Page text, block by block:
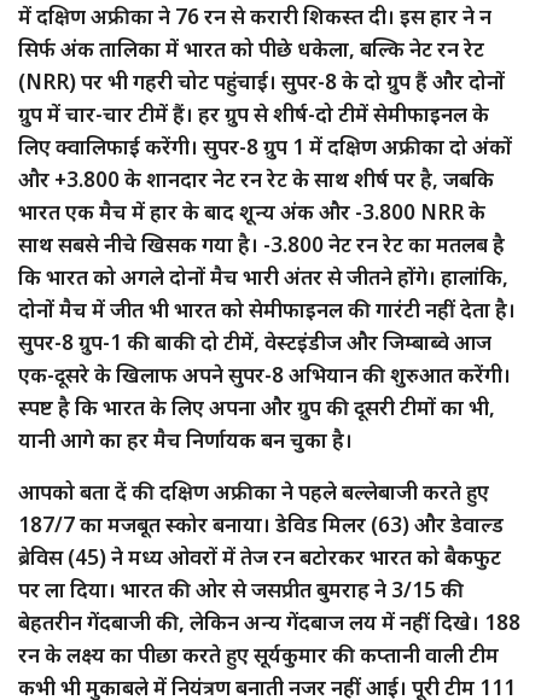
में दक्षिण अफ्रीका ने 76 रन से करारी शिकस्त दी। इस हार ने न
सिर्फ अंक तालिका में भारत को पीछे धकेला, बल्कि नेट रन रेट
(NRR) पर भी गहरी चोट पहुंचाई। सुपर-8 के दो ग्रुप हैं और दोनों
ग्रुप में चार-चार टीमें हैं। हर ग्रुप से शीर्ष-दो टीमें सेमीफाइनल के
लिए क्वालिफाई करेंगी। सुपर-8 ग्रुप 1 में दक्षिण अफ्रीका दो अंकों
और +3.800 के शानदार नेट रन रेट के साथ शीर्ष पर है, जबकि
भारत एक मैच में हार के बाद शून्य अंक और -3.800 NRR के
साथ सबसे नीचे खिसक गया है। -3.800 नेट रन रेट का मतलब है
कि भारत को अगले दोनों मैच भारी अंतर से जीतने होंगे। हालांकि,
दोनों मैच में जीत भी भारत को सेमीफाइनल की गारंटी नहीं देता है।
सुपर-8 ग्रुप-1 की बाकी दो टीमें, वेस्टइंडीज और जिम्बाब्वे आज
एक-दूसरे के खिलाफ अपने सुपर-8 अभियान की शुरुआत करेंगी।
स्पष्ट है कि भारत के लिए अपना और ग्रुप की दूसरी टीमों का भी,
यानी आगे का हर मैच निर्णायक बन चुका है।
आपको बता दें की दक्षिण अफ्रीका ने पहले बल्लेबाजी करते हुए
187/7 का मजबूत स्कोर बनाया। डेविड मिलर (63) और डेवाल्ड
ब्रेविस (45) ने मध्य ओवरों में तेज रन बटोरकर भारत को बैकफुट
पर ला दिया। भारत की ओर से जसप्रीत बुमराह ने 3/15 की
बेहतरीन गेंदबाजी की, लेकिन अन्य गेंदबाज लय में नहीं दिखे। 188
रन के लक्ष्य का पीछा करते हुए सूर्यकुमार की कप्तानी वाली टीम
कभी भी मुकाबले में नियंत्रण बनाती नजर नहीं आई। पूरी टीम 111